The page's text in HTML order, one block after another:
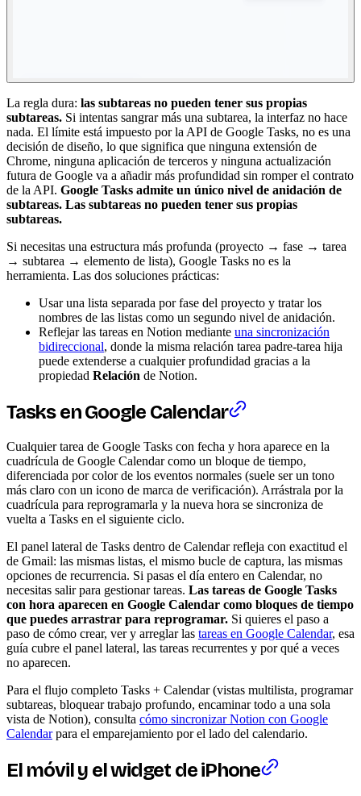
La regla dura: las subtareas no pueden tener sus propias
subtareas. Si intentas sangrar más una subtarea, la interfaz no hace
nada. El límite está impuesto por la API de Google Tasks, no es una
decisión de diseño, lo que significa que ninguna extensión de
Chrome, ninguna aplicación de terceros y ninguna actualización
futura de Google va a añadir más profundidad sin romper el contrato
de la API. Google Tasks admite un único nivel de anidación de
subtareas. Las subtareas no pueden tener sus propias
subtareas.
Si necesitas una estructura más profunda (proyecto → fase → tarea
→ subtarea → elemento de lista), Google Tasks no es la
herramienta. Las dos soluciones prácticas:
Usar una lista separada por fase del proyecto y tratar los
nombres de las listas como un segundo nivel de anidación.
Reflejar las tareas en Notion mediante una sincronización
bidireccional, donde la misma relación tarea padre-tarea hija
puede extenderse a cualquier profundidad gracias a la
propiedad Relación de Notion.
Tasks en Google Calendar
Cualquier tarea de Google Tasks con fecha y hora aparece en la
cuadrícula de Google Calendar como un bloque de tiempo,
diferenciada por color de los eventos normales (suele ser un tono
más claro con un icono de marca de verificación). Arrástrala por la
cuadrícula para reprogramarla y la nueva hora se sincroniza de
vuelta a Tasks en el siguiente ciclo.
El panel lateral de Tasks dentro de Calendar refleja con exactitud el
de Gmail: las mismas listas, el mismo bucle de captura, las mismas
opciones de recurrencia. Si pasas el día entero en Calendar, no
necesitas salir para gestionar tareas. Las tareas de Google Tasks
con hora aparecen en Google Calendar como bloques de tiempo
que puedes arrastrar para reprogramar. Si quieres el paso a
paso de cómo crear, ver y arreglar las tareas en Google Calendar, esa
guía cubre el panel lateral, las tareas recurrentes y por qué a veces
no aparecen.
Para el flujo completo Tasks + Calendar (vistas multilista, programar
subtareas, bloquear trabajo profundo, encaminar todo a una sola
vista de Notion), consulta cómo sincronizar Notion con Google
Calendarpara el emparejamiento por el lado del calendario.
El móvil y elwidget de iPhone